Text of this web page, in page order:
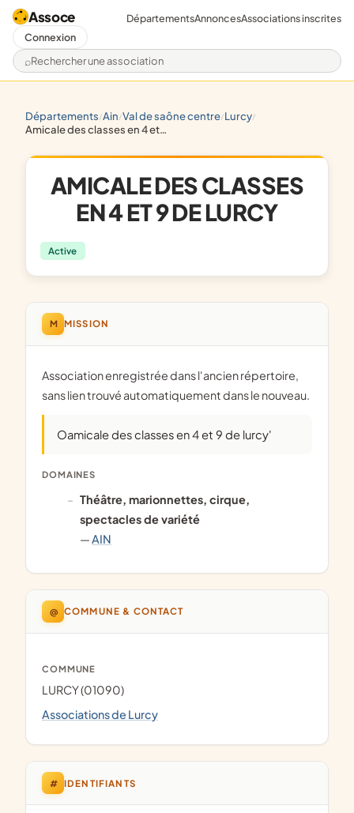
Assoce
Rechercher une association
DépartementsAnnoncesAssociations inscrites
Connexion
départements/ ain/ val de saône centre/ lurcy/
amicale des classes en 4 et 9 de lurcy
AMICALE DES CLASSES
EN 4 ET 9 DE LURCY
Active
M MISSION
Association enregistrée dans l'ancien répertoire,
sans lien trouvé automatiquement dans le nouveau.
Oamicale des classes en 4 et 9 de lurcy'
DOMAINES
théâtre, marionnettes, cirque,
spectacles de variété
—AIN
@ COMMUNE & CONTACT
COMMUNE
LURCY (01090)
Associations de Lurcy
# IDENTIFIANTS